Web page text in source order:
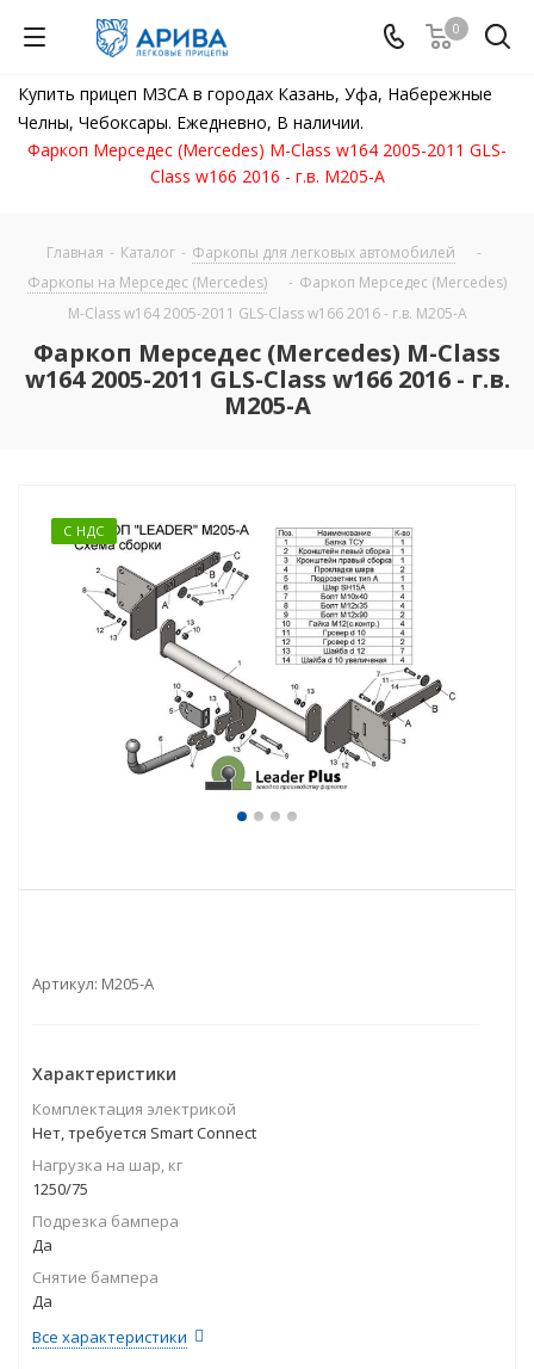
0
Купить прицеп МЗСА в городах Казань, Уфа, Набережные
Челны, Чебоксары. Ежедневно, В наличии.
Фаркоп Мерседес (Mercedes) M-Class w164 2005-2011 GLS-
Class w166 2016 - г.в. M205-A
Главная - Каталог - Фаркопы для легковых автомобилей
-
Фаркопы на Мерседес (Mercedes)
- Фаркоп Мерседес (Mercedes)
M-Class w164 2005-2011 GLS-Class w166 2016 - г.в. M205-A
Фаркоп Мерседес (Mercedes) M-Class
w164 2005-2011 GLS-Class w166 2016 - г.в.
M205-A
С НДС
Артикул: M205-A
Характеристики
Комплектация электрикой
Нет, требуется Smart Connect
Нагрузка на шар, кг
1250/75
Подрезка бампера
Да
Снятие бампера
Да
Все характеристики